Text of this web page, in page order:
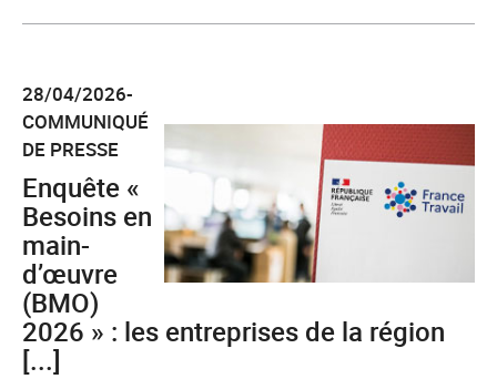
l'article
:
les
besoins
de
recrutement
importants
en
Nouvelle-
Aquitaine
28/04/2026-
COMMUNIQUÉ
DE PRESSE
Enquête «
Besoins en
main-
d’œuvre
(BMO)
2026 » : les entreprises de la région
[...]